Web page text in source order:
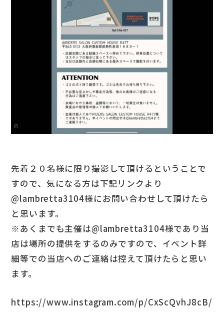
先着２０名様に限り撮影して頂けるということで
すので、気になる方は下記リンクより
@lambretta3104様にお問い合わせして頂けたら
と思います。
※あくまでも主催は@lambretta3104様であり当
店は場所の提供をするのみですので、イベント詳
細等での当店へのご連絡は控えて頂けたらと思い
ます。
https://www.instagram.com/p/CxScQvhJ8cB/